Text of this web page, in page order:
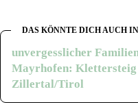
DAS KÖNNTE DICH AUCH
unvergesslicher
Mayrhofen:
Zillertal/Tirol